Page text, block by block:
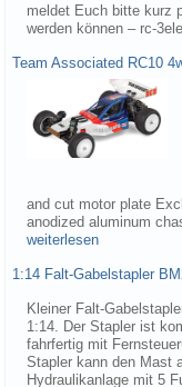
meldet Euch bitte kurz
werden können – rc-
Team Associated RC10
and cut motor plate
anodized aluminum
weiterlesen
1:14 Falt-Gabelstapler
Kleiner Falt-
1:14. Der Stapler ist
fahrfertig mit
Stapler kann den Mast
Hydraulikanlage mit 5